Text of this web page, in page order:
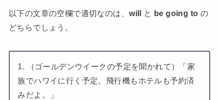
以下の文章の空欄で適切なのは、will と be going to の
どちらでしょう。
1. （ゴールデンウイークの予定を聞かれて）「家
族でハワイに行く予定。飛行機もホテルも予約済
みだよ。」